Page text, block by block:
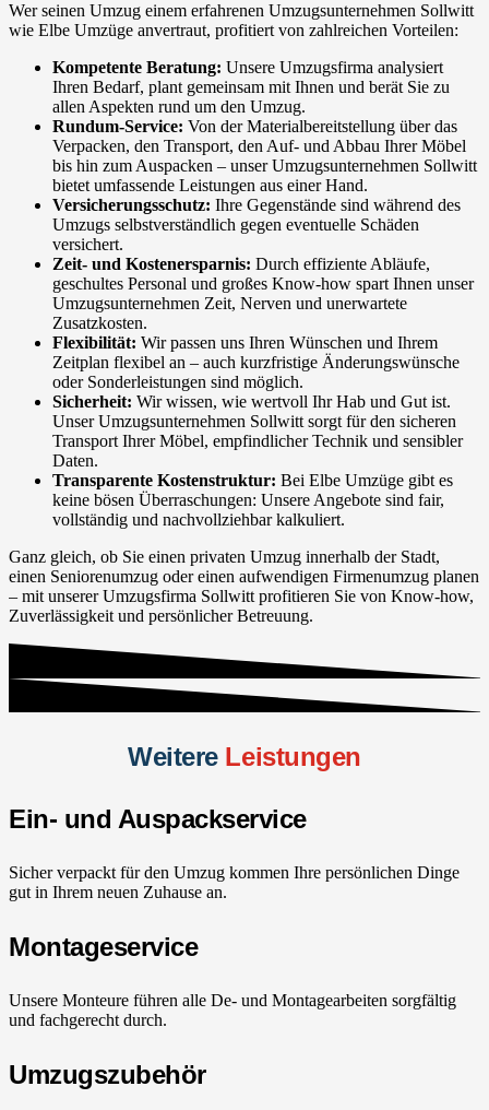
Wer seinen Umzug einem erfahrenen Umzugsunternehmen Sollwitt
wie Elbe Umzüge anvertraut, profitiert von zahlreichen Vorteilen:
Kompetente Beratung: Unsere Umzugsfirma analysiert
Ihren Bedarf, plant gemeinsam mit Ihnen und berät Sie zu
allen Aspekten rund um den Umzug.
Rundum-Service: Von der Materialbereitstellung über das
Verpacken, den Transport, den Auf- und Abbau Ihrer Möbel
bis hin zum Auspacken – unser Umzugsunternehmen Sollwitt
bietet umfassende Leistungen aus einer Hand.
Versicherungsschutz: Ihre Gegenstände sind während des
Umzugs selbstverständlich gegen eventuelle Schäden
versichert.
Zeit- und Kostenersparnis: Durch effiziente Abläufe,
geschultes Personal und großes Know-how spart Ihnen unser
Umzugsunternehmen Zeit, Nerven und unerwartete
Zusatzkosten.
Flexibilität: Wir passen uns Ihren Wünschen und Ihrem
Zeitplan flexibel an – auch kurzfristige Änderungswünsche
oder Sonderleistungen sind möglich.
Sicherheit: Wir wissen, wie wertvoll Ihr Hab und Gut ist.
Unser Umzugsunternehmen Sollwitt sorgt für den sicheren
Transport Ihrer Möbel, empfindlicher Technik und sensibler
Daten.
Transparente Kostenstruktur: Bei Elbe Umzüge gibt es
keine bösen Überraschungen: Unsere Angebote sind fair,
vollständig und nachvollziehbar kalkuliert.
Ganz gleich, ob Sie einen privaten Umzug innerhalb der Stadt,
einen Seniorenumzug oder einen aufwendigen Firmenumzug planen
– mit unserer Umzugsfirma Sollwitt profitieren Sie von Know-how,
Zuverlässigkeit und persönlicher Betreuung.
Weitere Leistungen
Ein- und Auspackservice
Sicher verpackt für den Umzug kommen Ihre persönlichen Dinge
gut in Ihrem neuen Zuhause an.
Montageservice
Unsere Monteure führen alle De- und Montagearbeiten sorgfältig
und fachgerecht durch.
Umzugszubehör